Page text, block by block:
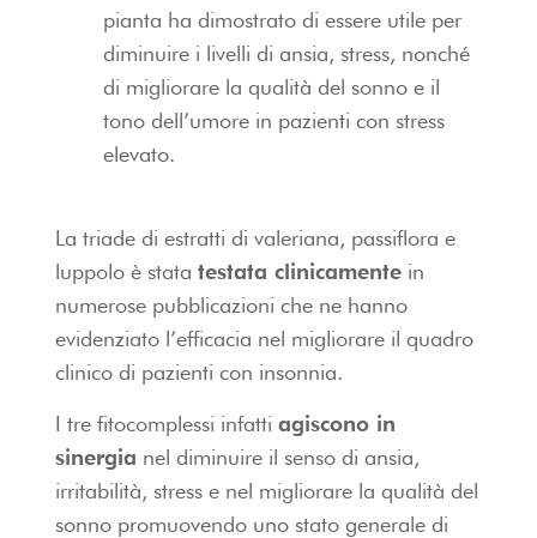
pianta ha dimostrato di essere utile per
diminuire i livelli di ansia, stress, nonché
di migliorare la qualità del sonno e il
tono dell’umore in pazienti con stress
elevato.
La triade di estratti di valeriana, passiflora e
luppolo è stata testata clinicamentein
numerose pubblicazioni che ne hanno
evidenziato l’efficacia nel migliorare il quadro
clinico di pazienti con insonnia.
I tre fitocomplessi infatti agiscono in
sinergia nel diminuire il senso di ansia,
irritabilità, stress e nel migliorare la qualità del
sonno promuovendo uno stato generale di